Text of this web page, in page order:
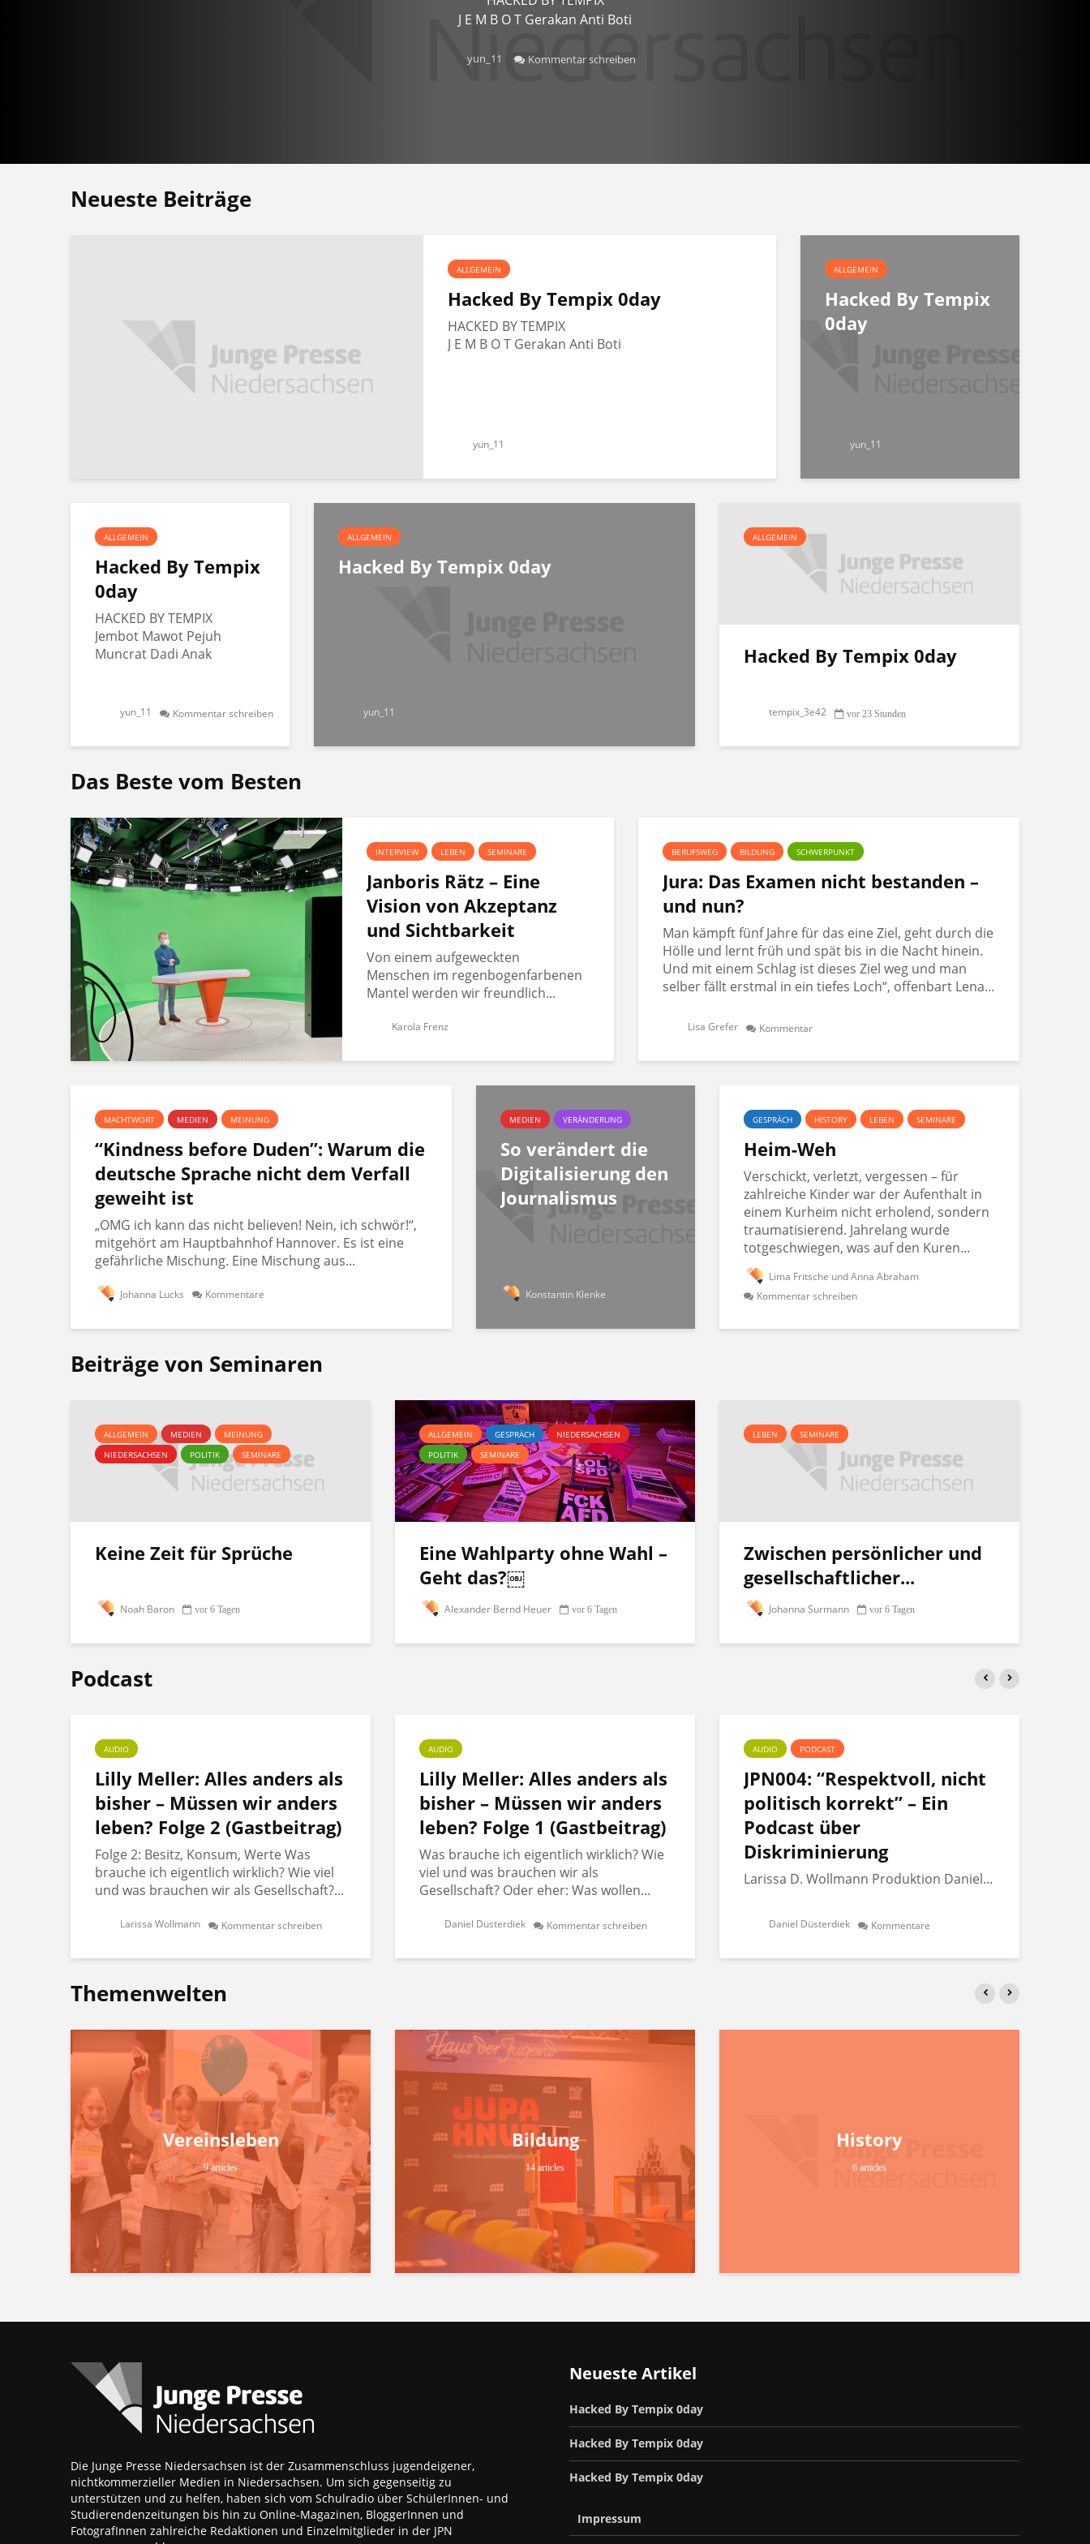
J E M B O T Gerakan Anti Boti
yun_11 Kommentar schreiben
Neueste Beiträge
ALLGEMEIN
Hacked By Tempix 0day
HACKED BY TEMPIX
J E M B O T Gerakan Anti Boti
yun_11
ALLGEMEIN
Hacked By Tempix
0day
yun_11
ALLGEMEIN
Hacked By Tempix
0day
HACKED BY TEMPIX
Jembot Mawot Pejuh
Muncrat Dadi Anak
yun_11 Kommentar schreiben
ALLGEMEIN
Hacked By Tempix 0day
yun_11
ALLGEMEIN
Hacked By Tempix 0day
tempix_3e42 vor 23 Stunden
Das Beste vom Besten
INTERVIEW LEBEN SEMINARE
Janboris Rätz – Eine
Vision von Akzeptanz
und Sichtbarkeit
Von einem aufgeweckten
Menschen im regenbogenfarbenen
Mantel werden wir freundlich...
Karola Frenz
BERUFSWEG BILDUNG SCHWERPUNKT
Jura: Das Examen nicht bestanden –
und nun?
Man kämpft fünf Jahre für das eine Ziel, geht durch die
Hölle und lernt früh und spät bis in die Nacht hinein.
Und mit einem Schlag ist dieses Ziel weg und man
selber fällt erstmal in ein tiefes Loch“, offenbart Lena...
Lisa Grefer Kommentar
MACHTWORT MEDIEN MEINUNG
“Kindness before Duden”: Warum die
deutsche Sprache nicht dem Verfall
geweiht ist
„OMG ich kann das nicht believen! Nein, ich schwör!“,
mitgehört am Hauptbahnhof Hannover. Es ist eine
gefährliche Mischung. Eine Mischung aus...
Johanna Lucks Kommentare
MEDIEN VERÄNDERUNG
So verändert die
Digitalisierung den
Journalismus
Konstantin Klenke
GESPRÄCH HISTORY LEBEN SEMINARE
Heim-Weh
Verschickt, verletzt, vergessen – für
zahlreiche Kinder war der Aufenthalt in
einem Kurheim nicht erholend, sondern
traumatisierend. Jahrelang wurde
totgeschwiegen, was auf den Kuren...
Lima Fritsche und Anna Abraham
Kommentar schreiben
Beiträge von Seminaren
ALLGEMEIN MEDIEN
MEINUNG
NIEDERSACHSEN
POLITIK SEMINARE
Keine Zeit für Sprüche
Noah Baron vor 6 Tagen
ALLGEMEIN GESPRÄCH
NIEDERSACHSEN
POLITIK
SEMINARE
Eine Wahlparty ohne Wahl –
Geht das?￼
Alexander Bernd Heuer vor 6 Tagen
LEBEN SEMINARE
Zwischen persönlicher und
gesellschaftlicher...
Johanna Surmann vor 6 Tagen
Podcast
AUDIO
Lilly Meller: Alles anders als
bisher – Müssen wir anders
leben? Folge 2 (Gastbeitrag)
Folge 2: Besitz, Konsum, Werte Was
brauche ich eigentlich wirklich? Wie viel
und was brauchen wir als Gesellschaft?...
Larissa Wollmann Kommentar schreiben
AUDIO
Lilly Meller: Alles anders als
bisher – Müssen wir anders
leben? Folge 1 (Gastbeitrag)
Was brauche ich eigentlich wirklich? Wie
viel und was brauchen wir als
Gesellschaft? Oder eher: Was wollen...
Daniel Düsterdiek Kommentar schreiben
AUDIO PODCAST
JPN004: “Respektvoll, nicht
politisch korrekt” – Ein
Podcast über
Diskriminierung
Larissa D. Wollmann Produktion Daniel...
Daniel Düsterdiek Kommentare
Themenwelten
Vereinsleben
9 articles
Bildung
14 articles
History
6 articles
Die Junge Presse Niedersachsen ist der Zusammenschluss jugendeigener,
nichtkommerzieller Medien in Niedersachsen. Um sich gegenseitig zu
unterstützen und zu helfen, haben sich vom Schulradio über SchülerInnen- und
Studierendenzeitungen bis hin zu Online-Magazinen, BloggerInnen und
FotografInnen zahlreiche Redaktionen und Einzelmitglieder in der JPN
Neueste Artikel
Hacked By Tempix 0day
Hacked By Tempix 0day
Hacked By Tempix 0day
Impressum